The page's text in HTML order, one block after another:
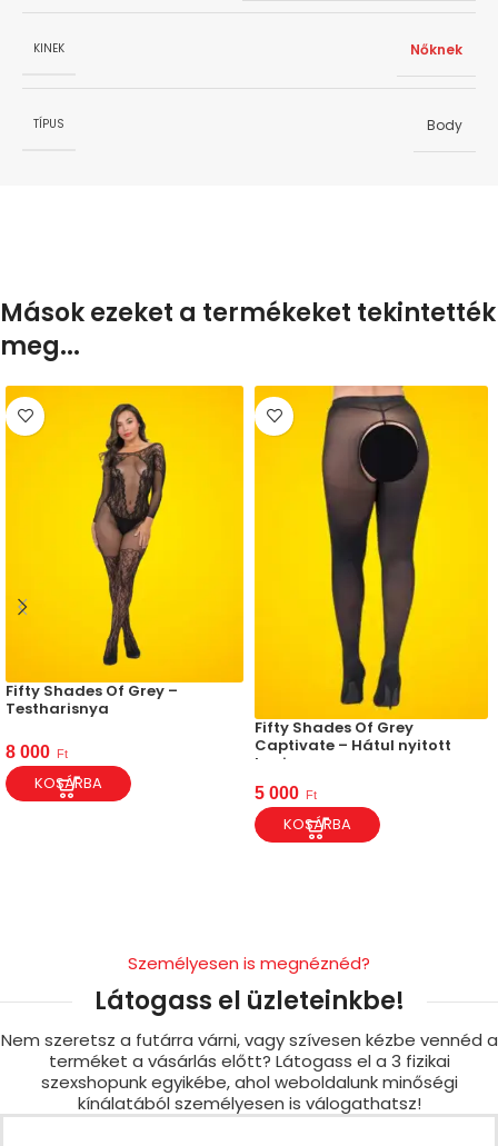
KINEK Nőknek
TÍPUS Body
Mások ezeket a termékeket tekintették
meg...
Fifty Shades Of Grey –
Testharisnya
8 000 Ft
KOSÁRBA
Fifty Shades Of Grey
Captivate – Hátul nyitott
harisnya
5 000 Ft
KOSÁRBA
Személyesen is megnéznéd?
Látogass el üzleteinkbe!
Nem szeretsz a futárra várni, vagy szívesen kézbe vennéd a
terméket a vásárlás előtt? Látogass el a 3 fizikai
szexshopunk egyikébe, ahol weboldalunk minőségi
kínálatából személyesen is válogathatsz!